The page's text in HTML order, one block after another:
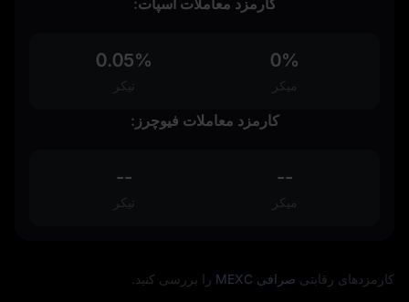
0%
میکر
0.05%
تیکر
کارمزد معاملات فیوچرز:
--
میکر
--
تیکر
کارمزدهای رقابتی صرافی MEXC را بررسی کنید.